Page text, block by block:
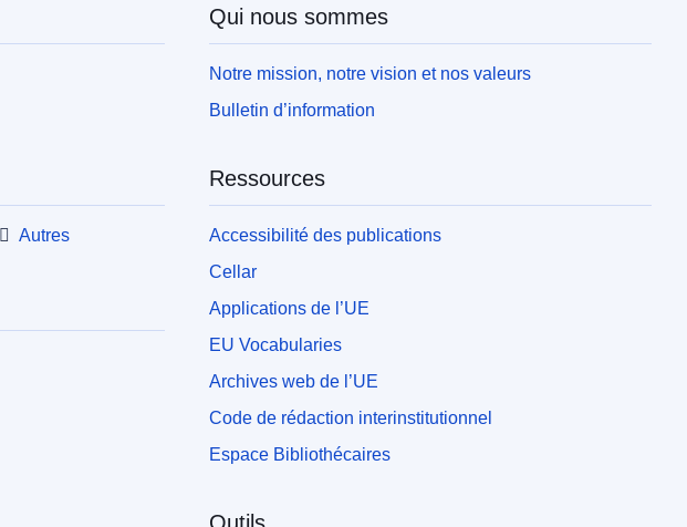
Autres
Qui nous sommes
Notre mission, notre vision et nos valeurs
Bulletin d’information
Ressources
Accessibilité des publications
Cellar
Applications de l’UE
EU Vocabularies
Archives web de l’UE
Code de rédaction interinstitutionnel
Espace Bibliothécaires